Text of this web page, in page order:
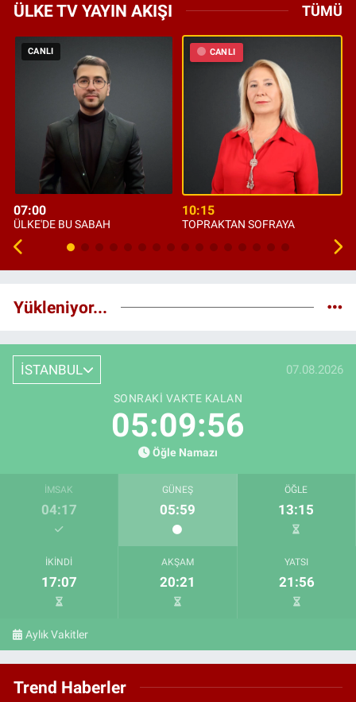
ÜLKE TV YAYIN AKIŞI TÜMÜ
CANLI
07:00
ÜLKE'DE BU SABAH
CANLI
10:15
TOPRAKTAN SOFRAYA
Yükleniyor...
İSTANBUL 07.08.2026
SONRAKI VAKTE KALAN
05:09:56
Öğle Namazı
İMSAK
04:17
GÜNEŞ
05:59
ÖĞLE
13:15
İKINDI
17:07
AKŞAM
20:21
YATSI
21:56
Aylık Vakitler
Trend Haberler